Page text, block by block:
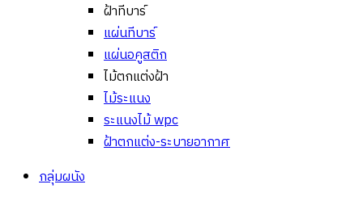
ฝ้าทีบาร์
แผ่นทีบาร์
แผ่นอคูสติก
ไม้ตกแต่งฝ้า
ไม้ระแนง
ระแนงไม้ wpc
ฝ้าตกแต่ง-ระบายอากาศ
กลุ่มผนัง